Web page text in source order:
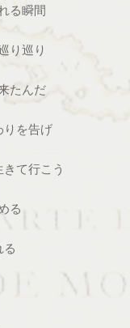
る瞬間
り巡り
たんだ
を告げ
て行こう
る
る